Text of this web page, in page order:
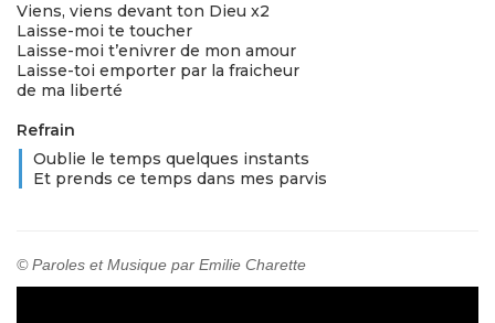
Viens, viens devant ton Dieu x2
Laisse-moi te toucher
Laisse-moi t’enivrer de mon amour
Laisse-toi emporter par la fraicheur
de ma liberté
Refrain
Oublie le temps quelques instants
Et prends ce temps dans mes parvis
© Paroles et Musique par Emilie Charette